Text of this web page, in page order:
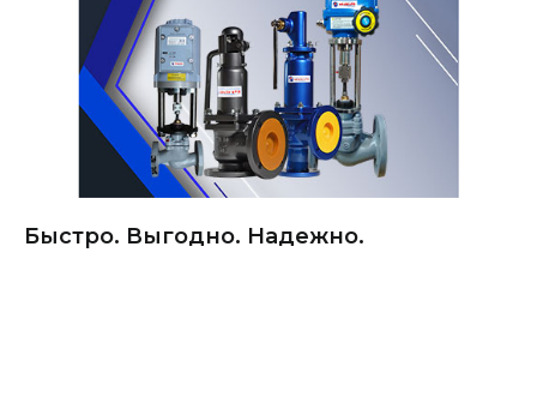
Быстро. Выгодно. Надежно.